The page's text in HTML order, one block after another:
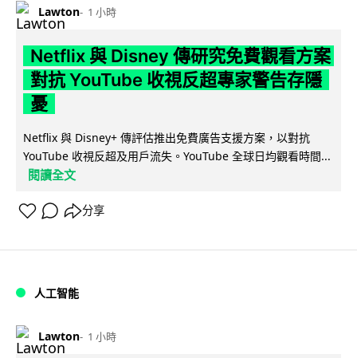
Lawton 1 小時
Netflix 與 Disney 傳研究免費觀看方案
對抗 YouTube 收視反超專家警告存隱
憂
Netflix 與 Disney+ 傳評估推出免費廣告支援方案，以對抗
YouTube 收視反超及用戶流失。YouTube 全球日均觀看時間...
閱讀全文
分享
人工智能
Lawton 1 小時